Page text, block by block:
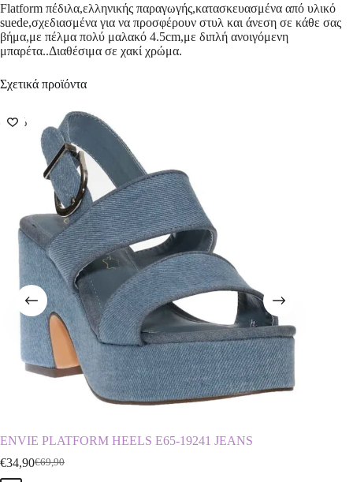
Flatform πέδιλα,ελληνικής παραγωγής,κατασκευασμένα από υλικό
suede,σχεδιασμένα για να προσφέρουν στυλ και άνεση σε κάθε σας
βήμα,με πέλμα πολύ μαλακό 4.5cm,με διπλή ανοιγόμενη
μπαρέτα..Διαθέσιμα σε χακί χρώμα.
Σχετικά προϊόντα
-50%
ENVIE PLATFORM HEELS E65-19241 JEANS
€69,90
€34,90